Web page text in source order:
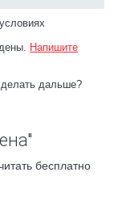
Напишите
дальше?
бесплатно